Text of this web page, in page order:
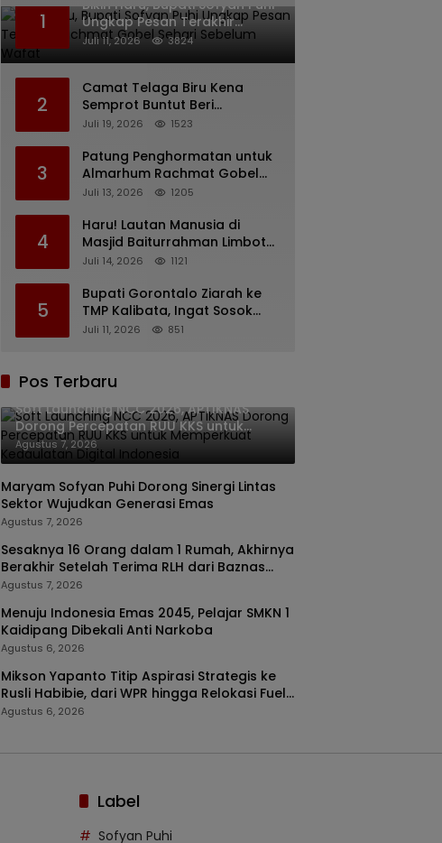
1
Bikin Haru, Bupati Sofyan Puhi
Ungkap Pesan Terakhir
Rachmat Gobel Sehari
Juli 11, 2026 3824
2
Camat Telaga Biru Kena
Semprot Buntut Beri
Pernyataan Soal Gaji CS
Nunggak
Juli 19, 2026 1523
3
Patung Penghormatan untuk
Almarhum Rachmat Gobel
Digagas, Ini Tiga Lokasi yang
Juli 13, 2026 1205
4
Haru! Lautan Manusia di
Masjid Baiturrahman Limboto,
Kirim Doa untuk Almarhum
Juli 14, 2026 1121
5
Bupati Gorontalo Ziarah ke
TMP Kalibata, Ingat Sosok
Rachmat Gobel
Juli 11, 2026 851
Pos Terbaru
Soft Launching NCC 2026, APTIKNAS
Dorong Percepatan RUU KKS untuk
Memperkuat Kedaulatan Digital
Indonesia
Agustus 7, 2026
Maryam Sofyan Puhi Dorong Sinergi Lintas
Sektor Wujudkan Generasi Emas
Agustus 7, 2026
Sesaknya 16 Orang dalam 1 Rumah, Akhirnya
Berakhir Setelah Terima RLH dari Baznas
Kabgor
Agustus 7, 2026
Menuju Indonesia Emas 2045, Pelajar SMKN 1
Kaidipang Dibekali Anti Narkoba
Agustus 6, 2026
Mikson Yapanto Titip Aspirasi Strategis ke
Rusli Habibie, dari WPR hingga Relokasi Fuel
Terminal Pertamina
Agustus 6, 2026
Label
Sofyan Puhi